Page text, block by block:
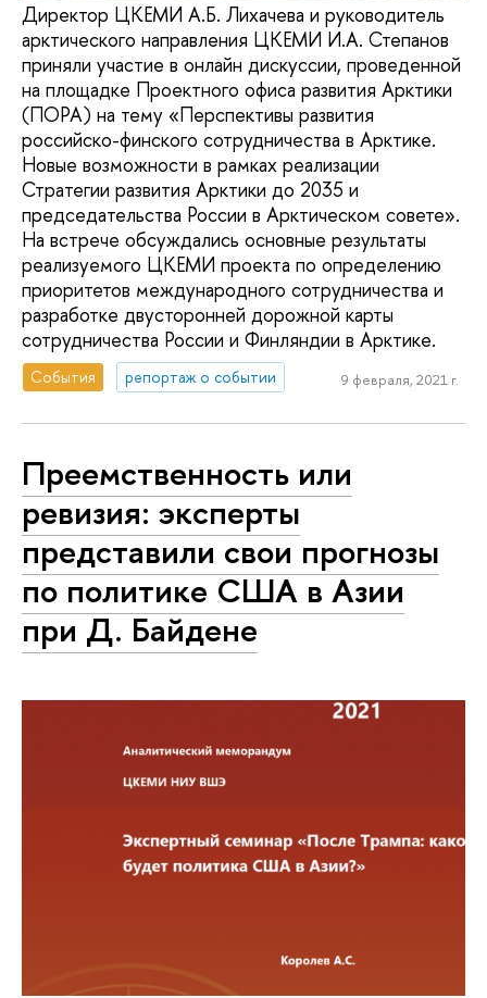
Директор ЦКЕМИ А.Б. Лихачева и руководитель
арктического направления ЦКЕМИ И.А. Степанов
приняли участие в онлайн дискуссии, проведенной
на площадке Проектного офиса развития Арктики
(ПОРА) на тему «Перспективы развития
российско-финского сотрудничества в Арктике.
Новые возможности в рамках реализации
Стратегии развития Арктики до 2035 и
председательства России в Арктическом совете».
На встрече обсуждались основные результаты
реализуемого ЦКЕМИ проекта по определению
приоритетов международного сотрудничества и
разработке двусторонней дорожной карты
сотрудничества России и Финляндии в Арктике.
События репортаж о событии 9 февраля, 2021 г.
Преемственность или
ревизия: эксперты
представили свои прогнозы
по политике США в Азии
при Д. Байдене